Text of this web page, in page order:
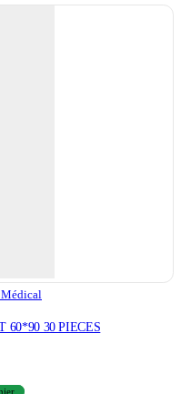
60*90 30 PIECES